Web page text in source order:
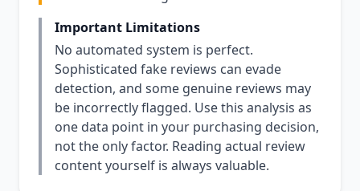
Important Limitations
No automated system is perfect.
Sophisticated fake reviews can evade
detection, and some genuine reviews may
be incorrectly flagged. Use this analysis as
one data point in your purchasing decision,
not the only factor. Reading actual review
content yourself is always valuable.